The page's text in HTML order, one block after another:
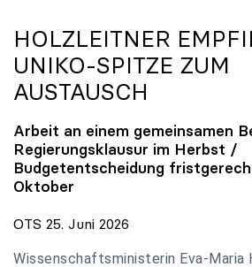
HOLZLEITNER
UNIKO-SPITZE ZUM
AUSTAUSCH
Arbeit an einem gemeinsamen
Regierungsklausur im Herbst /
Budgetentscheidung
Oktober
OTS 25. Juni 2026
Wissenschaftsministerin Eva-Maria